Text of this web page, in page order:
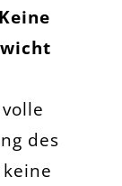
Keine
des